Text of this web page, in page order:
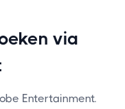
via
Entertainment.